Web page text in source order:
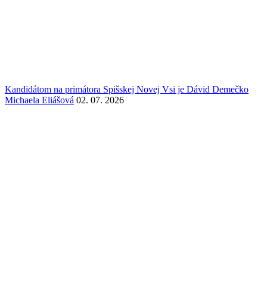
Kandidátom na primátora Spišskej Novej Vsi je Dávid Demečko
Michaela Eliášová 02. 07. 2026